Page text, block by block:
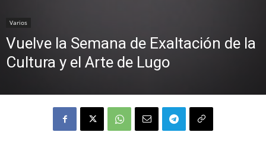
Varios
Vuelve la Semana de Exaltación de la
Cultura y el Arte de Lugo